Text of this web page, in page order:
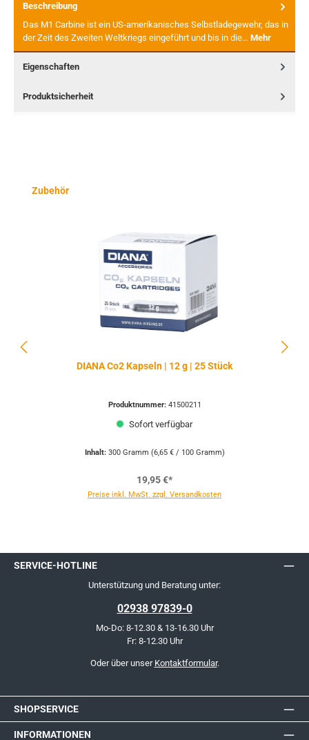
Beschreibung
Das M1 Carbine ist ein US-amerikanisches Selbstladegewehr, das in
der Zeit des Zweiten Weltkriegs eingeführt und bis in die… Mehr
Eigenschaften
Produktsicherheit
Produktgalerie überspringen
Zubehör
DIANA Co2 Kapseln | 12 g | 25 Stück
Produktnummer: 41500211
Sofort verfügbar
Inhalt: 300 Gramm (6,65 € / 100 Gramm)
19,95 €*
Preise inkl. MwSt. zzgl. Versandkosten
SERVICE-HOTLINE
Unterstützung und Beratung unter:
02938 97839-0
Mo-Do: 8-12.30 & 13-16.30 Uhr
Fr: 8-12.30 Uhr
Oder über unser Kontaktformular.
SHOPSERVICE
INFORMATIONEN